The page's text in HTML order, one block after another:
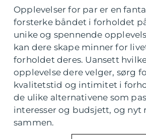
Opplevelser for par er en
forsterke båndet i forholdet
unike og spennende
kan dere skape minner for
forholdet deres. Uansett
opplevelse dere velger, sørg
kvalitetstid og intimitet i
de ulike alternativene som
interesser og budsjett, og nyt
sammen.